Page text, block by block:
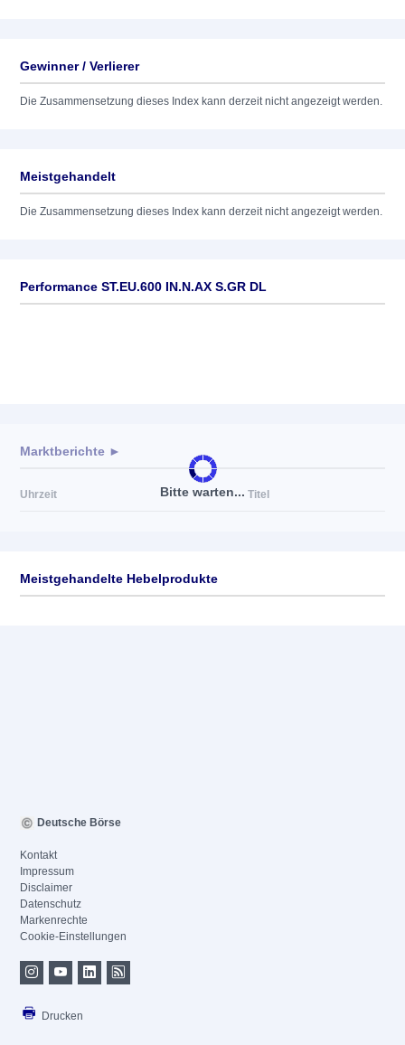
Gewinner / Verlierer
Die Zusammensetzung dieses Index kann derzeit nicht angezeigt werden.
Meistgehandelt
Die Zusammensetzung dieses Index kann derzeit nicht angezeigt werden.
Performance ST.EU.600 IN.N.AX S.GR DL
Bitte warten...
Marktberichte ►
Uhrzeit Titel
Meistgehandelte Hebelprodukte
Deutsche Börse
Kontakt
Impressum
Disclaimer
Datenschutz
Markenrechte
Cookie-Einstellungen
Drucken